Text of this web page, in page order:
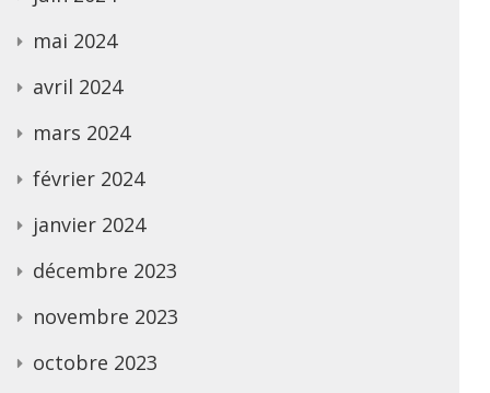
mai 2024
avril 2024
mars 2024
février 2024
janvier 2024
décembre 2023
novembre 2023
octobre 2023